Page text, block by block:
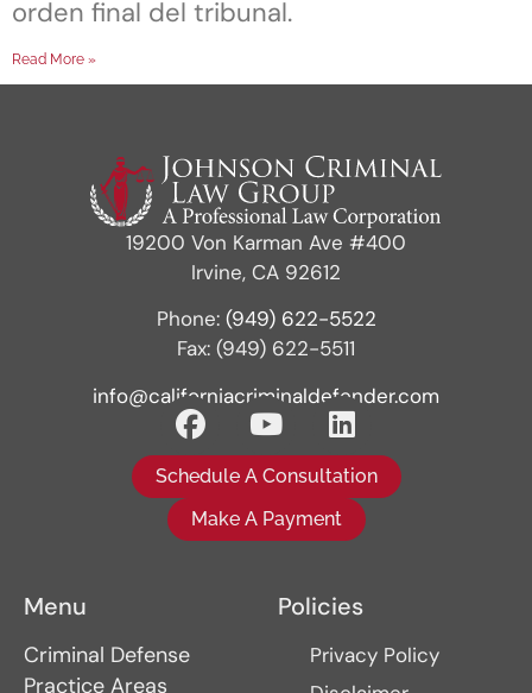
orden final del tribunal.
Read More »
19200 Von Karman Ave #400
Irvine, CA 92612
Phone: (949) 622-5522
Fax: (949) 622-5511
info@californiacriminaldefender.com
Schedule A Consultation
Make A Payment
Menu
Criminal Defense
Practice Areas
Policies
Privacy Policy